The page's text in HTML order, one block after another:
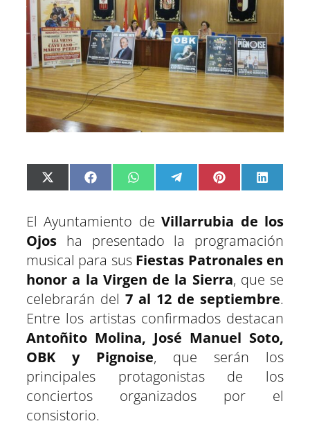
C
o
p
a
r
t
i
r
e
n
X
(
w
i
t
t
e
)
C
o
p
a
r
t
i
r
e
F
a
e
b
o
o
k
C
o
p
a
r
t
i
r
e
n
W
h
t
s
A
p
p
C
o
p
a
r
t
i
r
e
n
e
e
g
r
a
m
C
o
p
a
r
t
i
r
e
n
P
i
t
e
r
e
s
C
o
p
a
r
t
i
r
e
n
L
i
k
e
d
I
n
El Ayuntamiento deVillarrubia de los
Ojos ha presentado la programación
musical para sus Fiestas Patronales en
honor a la Virgen de la Sierra, que se
celebrarán del 7 al 12 de septiembre.
Entre los artistas confirmados destacan
Antoñito Molina, José Manuel Soto,
OBK y Pignoise, que serán los
principales protagonistas de los
conciertos organizados por el
consistorio.